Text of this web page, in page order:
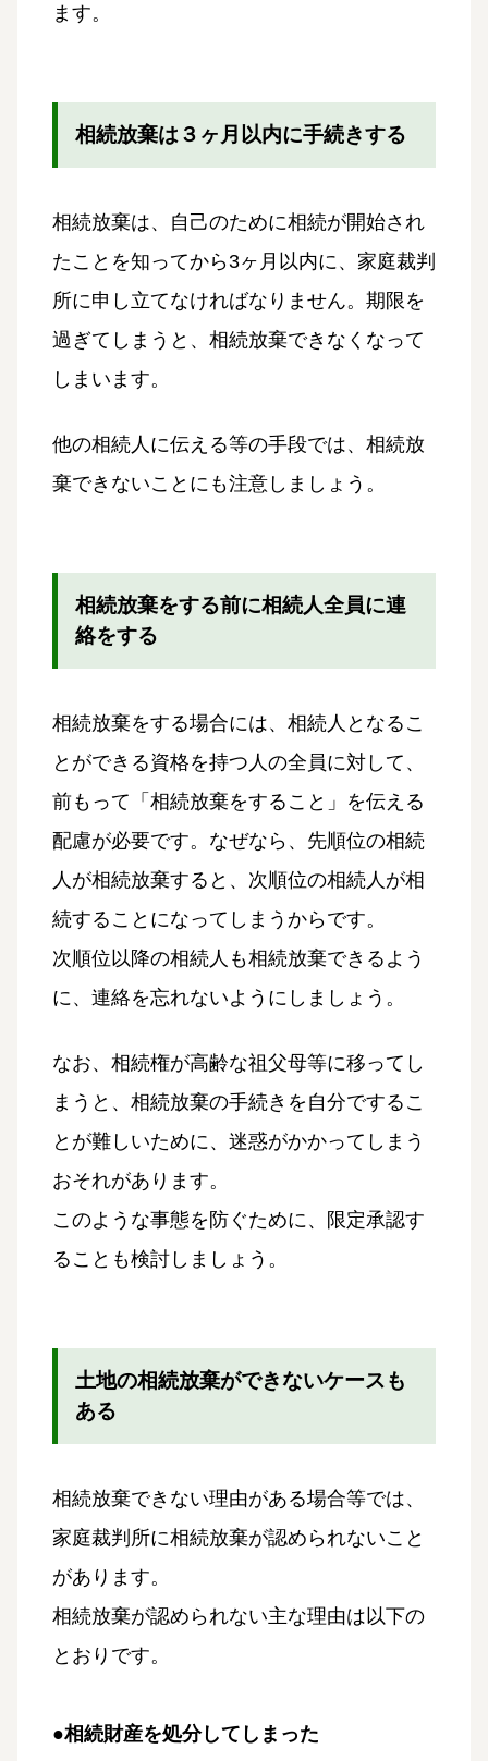
ます。
相続放棄は３ヶ月以内に手続きする
相続放棄は、自己のために相続が開始され
たことを知ってから3ヶ月以内に、家庭裁判
所に申し立てなければなりません。期限を
過ぎてしまうと、相続放棄できなくなって
しまいます。
他の相続人に伝える等の手段では、相続放
棄できないことにも注意しましょう。
相続放棄をする前に相続人全員に連
絡をする
相続放棄をする場合には、相続人となるこ
とができる資格を持つ人の全員に対して、
前もって「相続放棄をすること」を伝える
配慮が必要です。なぜなら、先順位の相続
人が相続放棄すると、次順位の相続人が相
続することになってしまうからです。
次順位以降の相続人も相続放棄できるよう
に、連絡を忘れないようにしましょう。
なお、相続権が高齢な祖父母等に移ってし
まうと、相続放棄の手続きを自分でするこ
とが難しいために、迷惑がかかってしまう
おそれがあります。
このような事態を防ぐために、限定承認す
ることも検討しましょう。
土地の相続放棄ができないケースも
ある
相続放棄できない理由がある場合等では、
家庭裁判所に相続放棄が認められないこと
があります。
相続放棄が認められない主な理由は以下の
とおりです。
●相続財産を処分してしまった